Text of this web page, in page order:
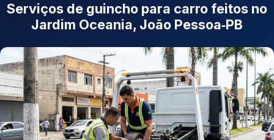
Serviços de guincho para carro feitos no
Jardim Oceania, João Pessoa‑PB